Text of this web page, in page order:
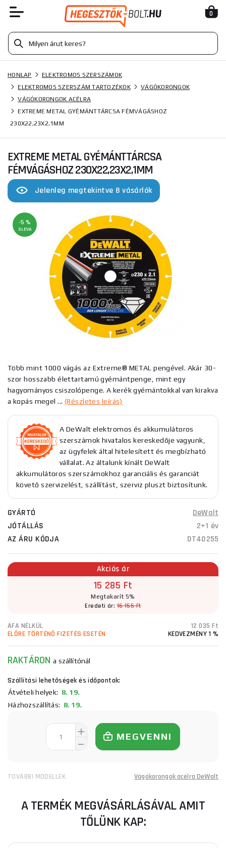
0
HONLAP
ELEKTROMOS SZERSZÁMOK
ELEKTROMOS SZERSZÁM TARTOZÉKOK
VÁGÓKORONGOK
VÁGÓKORONGOK ACÉLRA
EXTREME METAL GYÉMÁNTTÁRCSA FÉMVÁGÁSHOZ
230X22,23X2,1MM
EXTREME METAL GYÉMÁNTTÁRCSA
FÉMVÁGÁSHOZ 230X22,23X2,1MM
Jelenleg megtekintve 8 vásárlók
-5 %
SLEVA
Több mint 1000 vágás az Extreme® METAL pengével. Akár 30-
szor hosszabb élettartamú gyémántpenge, mint egy
hagyományos csiszolópenge. A kerék gyémántokkal van kirakva
a kopás megel ... (Részletes leírás)
A DeWalt elektromos és akkumulátoros
szerszámok hivatalos kereskedője vagyunk,
az ügyfelek által hitelesített és megbízható
vállalat. Az általunk kínált DeWalt
akkumulátoros szerszámokhoz garanciális és garanciát
követő szervizelést, szállítást, szerviz pluszt biztosítunk.
GYÁRTÓ
DeWalt
JÓTÁLLÁS
2+1 év
AZ ÁRU KÓDJA
DT40255
Akciós ár
15 285 Ft
Megtakarít 5%
Eredeti ár:16 155 Ft
ÁFA NÉLKÜL
12 035 Ft
ELŐRE TÖRTÉNŐ FIZETÉS ESETÉN
KEDVEZMÉNY 1 %
RAKTÁRONa szállítónál
Szállítási lehetőségek és időpontok:
Átvételi helyek: 8. 19.
Házhozszállítás: 8. 19.
MEGVENNI
TOVÁBBI MODELLEK Vágókorongok acélra DeWalt
A TERMÉK MEGVÁSÁRLÁSÁVAL AMIT
TŐLÜNK KAP: